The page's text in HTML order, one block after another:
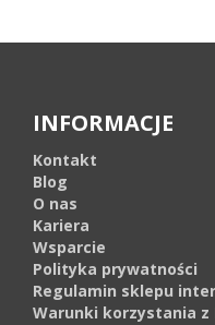
INFORMACJE
Kontakt
Blog
O nas
Kariera
Wsparcie
Polityka prywatności
Regulamin sklepu
Warunki korzystania z